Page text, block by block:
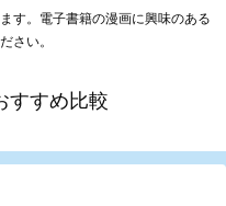
す。電子書籍の漫画に興味のある
さい。
すすめ比較